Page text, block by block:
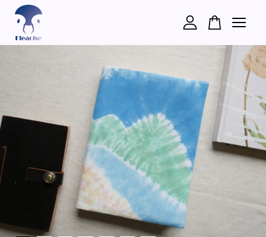
您的購物車目前還是空的。